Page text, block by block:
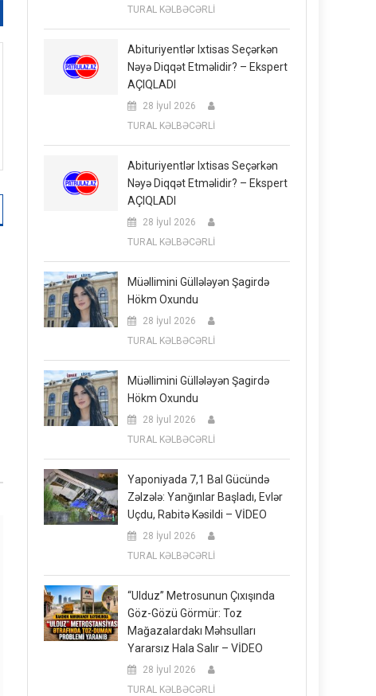
TURAL KƏLBƏCƏRLİ
Abituriyentlər Ixtisas Seçərkən
Nəyə Diqqət Etməlidir? – Ekspert
AÇIQLADI
28 İyul 2026
TURAL KƏLBƏCƏRLİ
Abituriyentlər Ixtisas Seçərkən
Nəyə Diqqət Etməlidir? – Ekspert
AÇIQLADI
28 İyul 2026
TURAL KƏLBƏCƏRLİ
Müəllimini Güllələyən Şagirdə
Hökm Oxundu
28 İyul 2026
TURAL KƏLBƏCƏRLİ
Müəllimini Güllələyən Şagirdə
Hökm Oxundu
28 İyul 2026
TURAL KƏLBƏCƏRLİ
Yaponiyada 7,1 Bal Gücündə
Zəlzələ: Yanğınlar Başladı, Evlər
Uçdu, Rabitə Kəsildi – VİDEO
28 İyul 2026
TURAL KƏLBƏCƏRLİ
“Ulduz” Metrosunun Çıxışında
Göz-Gözü Görmür: Toz
Mağazalardakı Məhsulları
Yararsız Hala Salır – VİDEO
28 İyul 2026
TURAL KƏLBƏCƏRLİ